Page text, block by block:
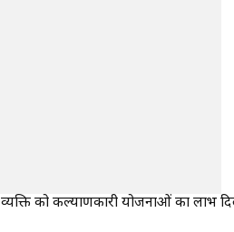
को कल्याणकारी योजनाओं का लाभ